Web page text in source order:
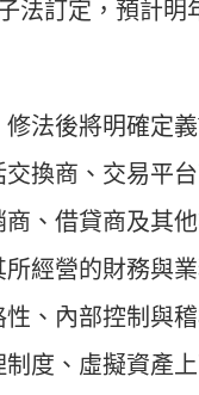
法訂定，預計明
法後將明確定
換商、交易平
、借貸商及其
經營的財務與
、內部控制與
度、虛擬資產